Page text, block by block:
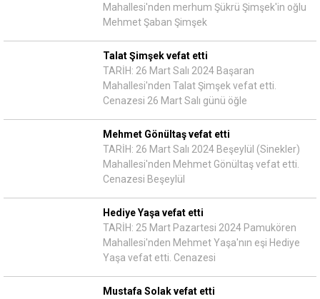
Mahallesi'nden merhum Şükrü Şimşek'in oğlu
Mehmet Şaban Şimşek
Talat Şimşek vefat etti
TARİH: 26 Mart Salı 2024 Başaran
Mahallesi'nden Talat Şimşek vefat etti.
Cenazesi 26 Mart Salı günü öğle
Mehmet Gönültaş vefat etti
TARİH: 26 Mart Salı 2024 Beşeylül (Sinekler)
Mahallesi'nden Mehmet Gönültaş vefat etti.
Cenazesi Beşeylül
Hediye Yaşa vefat etti
TARİH: 25 Mart Pazartesi 2024 Pamukören
Mahallesi'nden Mehmet Yaşa'nın eşi Hediye
Yaşa vefat etti. Cenazesi
Mustafa Solak vefat etti